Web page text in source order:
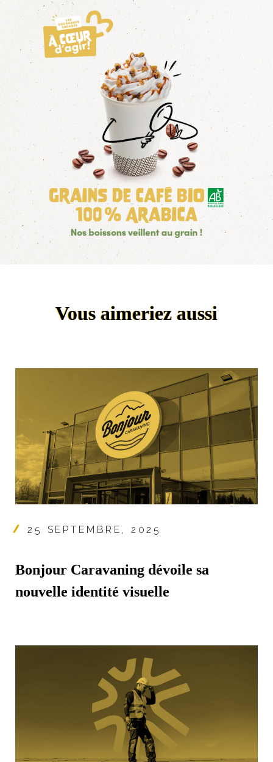
Vous aimeriez aussi
25 SEPTEMBRE, 2025
Bonjour Caravaning dévoile sa
nouvelle identité visuelle